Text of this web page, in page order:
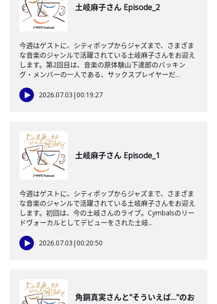
土岐麻子さん Episode_2
今週はゲストに、シティポップからジャズまで、さまざま
な音楽のジャンルで活躍されている土岐麻子さんをお迎え
します。第2回目は、音楽の原体験山下達郎のバッキン
グ・メンバーの一人である、サックスプレイヤーだ...
2026.07.03 |00:19:27
土岐麻子さん Episode_1
今週はゲストに、シティポップからジャズまで、さまざま
な音楽のジャンルで活躍されている土岐麻子さんをお迎え
します。初回は、今の土岐さんのライブ。Cymbalsのリー
ドヴォーカルとしてデビューをされた土岐...
2026.07.03 |00:20:50
角銅真実さんと"そういえば…"のお